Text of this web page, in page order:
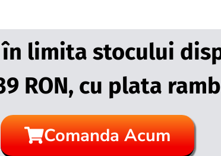
în limita stocului
RON, cu plata
Comanda Acum